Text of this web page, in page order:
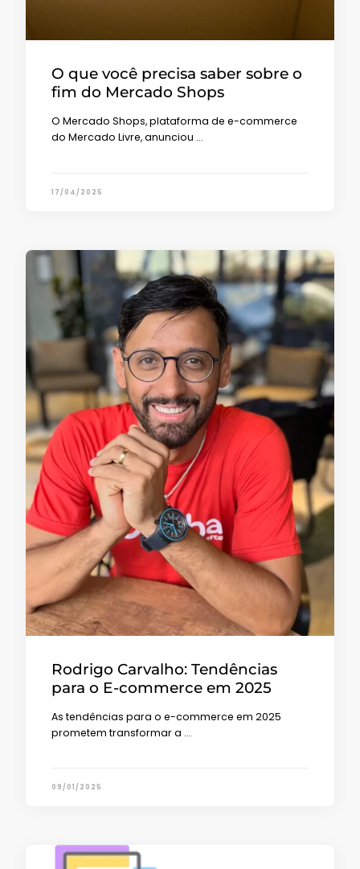
O que você precisa saber sobre o
fim do Mercado Shops
O Mercado Shops, plataforma de e-commerce
do Mercado Livre, anunciou …
17/04/2025
Rodrigo Carvalho: Tendências
para o E-commerce em 2025
As tendências para o e-commerce em 2025
prometem transformar a …
09/01/2025